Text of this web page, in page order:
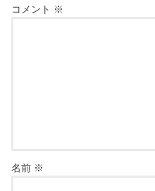
コメント ※
名前 ※